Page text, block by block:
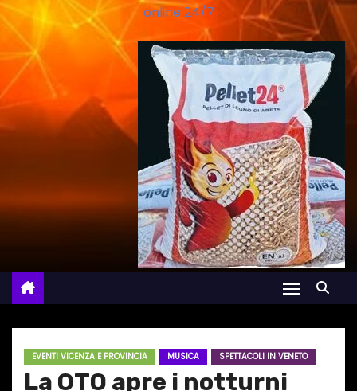
online 24/7
EVENTI VICENZA E PROVINCIA MUSICA SPETTACOLI IN VENETO
La OTO apre i notturni